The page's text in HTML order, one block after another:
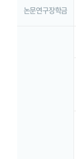
논문연구장학금